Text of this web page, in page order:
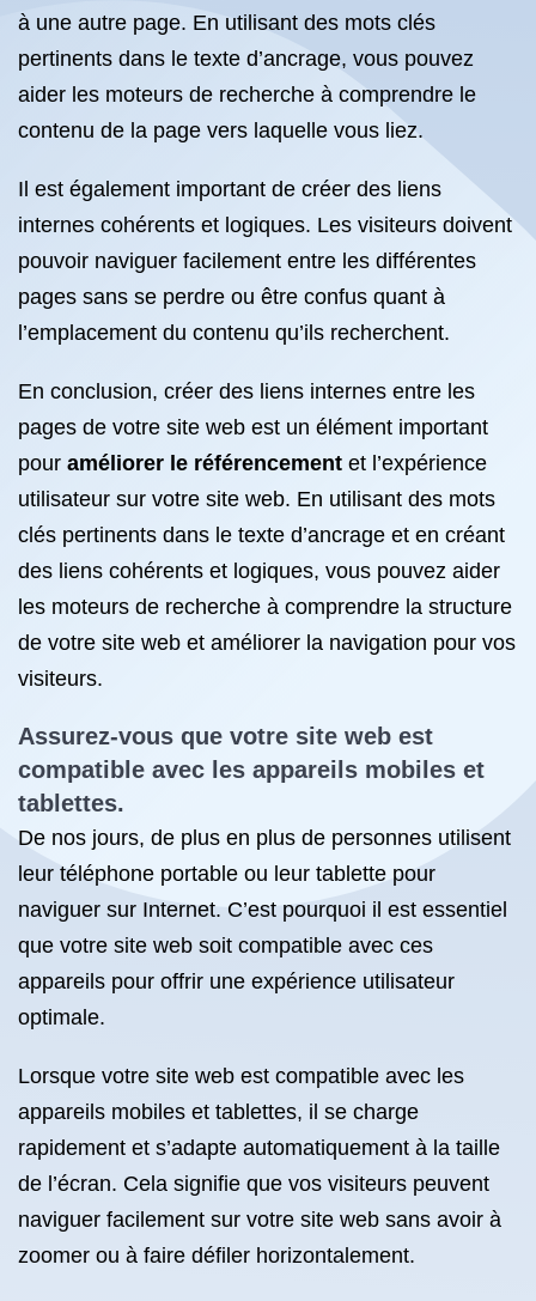
à une autre page. En utilisant des mots clés
pertinents dans le texte d’ancrage, vous pouvez
aider les moteurs de recherche à comprendre le
contenu de la page vers laquelle vous liez.
Il est également important de créer des liens
internes cohérents et logiques. Les visiteurs doivent
pouvoir naviguer facilement entre les différentes
pages sans se perdre ou être confus quant à
l’emplacement du contenu qu’ils recherchent.
En conclusion, créer des liens internes entre les
pages de votre site web est un élément important
pour améliorer le référencement et l’expérience
utilisateur sur votre site web. En utilisant des mots
clés pertinents dans le texte d’ancrage et en créant
des liens cohérents et logiques, vous pouvez aider
les moteurs de recherche à comprendre la structure
de votre site web et améliorer la navigation pour vos
visiteurs.
Assurez-vous que votre site web est
compatible avec les appareils mobiles et
tablettes.
De nos jours, de plus en plus de personnes utilisent
leur téléphone portable ou leur tablette pour
naviguer sur Internet. C’est pourquoi il est essentiel
que votre site web soit compatible avec ces
appareils pour offrir une expérience utilisateur
optimale.
Lorsque votre site web est compatible avec les
appareils mobiles et tablettes, il se charge
rapidement et s’adapte automatiquement à la taille
de l’écran. Cela signifie que vos visiteurs peuvent
naviguer facilement sur votre site web sans avoir à
zoomer ou à faire défiler horizontalement.